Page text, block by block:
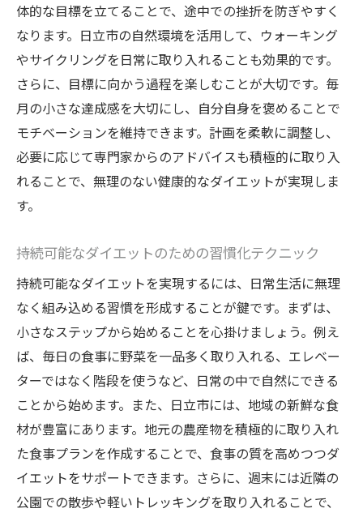
体的な目標を立てることで、途中での挫折を防ぎやすく
なります。日立市の自然環境を活用して、ウォーキング
やサイクリングを日常に取り入れることも効果的です。
さらに、目標に向かう過程を楽しむことが大切です。毎
月の小さな達成感を大切にし、自分自身を褒めることで
モチベーションを維持できます。計画を柔軟に調整し、
必要に応じて専門家からのアドバイスも積極的に取り入
れることで、無理のない健康的なダイエットが実現しま
す。
持続可能なダイエットのための習慣化テクニック
持続可能なダイエットを実現するには、日常生活に無理
なく組み込める習慣を形成することが鍵です。まずは、
小さなステップから始めることを心掛けましょう。例え
ば、毎日の食事に野菜を一品多く取り入れる、エレベー
ターではなく階段を使うなど、日常の中で自然にできる
ことから始めます。また、日立市には、地域の新鮮な食
材が豊富にあります。地元の農産物を積極的に取り入れ
た食事プランを作成することで、食事の質を高めつつダ
イエットをサポートできます。さらに、週末には近隣の
公園での散歩や軽いトレッキングを取り入れることで、